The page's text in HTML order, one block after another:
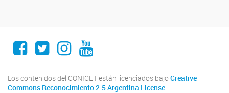
Facebook
Twitter
Instagram
Youtube
Los contenidos del CONICET están licenciados bajo Creative
Commons Reconocimiento 2.5 Argentina License